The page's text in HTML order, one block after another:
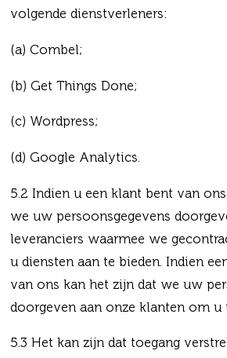
volgende dienstverleners:
(a) Combel;
(b) Get Things Done;
(c) Wordpress;
(d) Google Analytics.
5.2 Indien u een klant bent van
we uw persoonsgegevens
leveranciers waarmee we
u diensten aan te bieden. Indien
van ons kan het zijn dat we uw
doorgeven aan onze klanten om u
5.3 Het kan zijn dat toegang